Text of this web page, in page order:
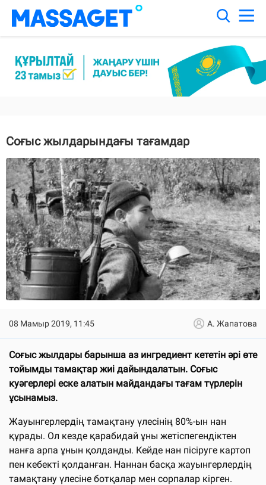
Соғыс жылдарындағы тағамдар
08 Мамыр 2019, 11:45 А. Жапатова
Соғыс жылдары барынша аз ингредиент кететін әрі өте
тойымды тамақтар жиі дайындалатын. Соғыс
куәгерлері еске алатын майдандағы тағам түрлерін
ұсынамыз.
Жауынгерлердің тамақтану үлесінің 80%-ын нан
құрады. Ол кезде қарабидай ұны жетіспегендіктен
нанға арпа ұнын қолданды. Кейде нан пісіруге картоп
пен кебекті қолданған. Наннан басқа жауынгерлердің
тамақтану үлесіне ботқалар мен сорпалар кірген.